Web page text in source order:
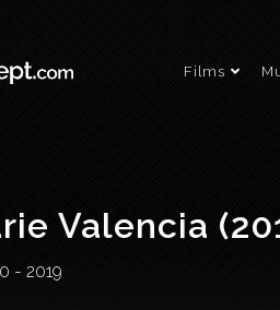
Films
Valencia
- 2019